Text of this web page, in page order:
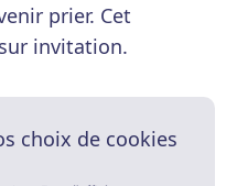
prier. Cet
invitation.
choix de cookies